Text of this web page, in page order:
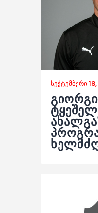
სექტემბერი
გიორგი